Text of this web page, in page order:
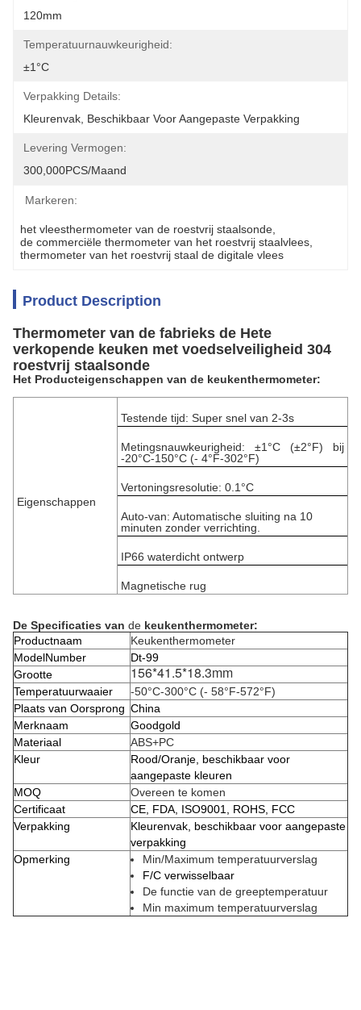
120mm
Temperatuurnauwkeurigheid:
±1°C
Verpakking Details:
Kleurenvak, Beschikbaar Voor Aangepaste Verpakking
Levering Vermogen:
300,000PCS/Maand
Markeren:
het vleesthermometer van de roestvrij staalsonde
de commerciële thermometer van het roestvrij staalvlees
thermometer van het roestvrij staal de digitale vlees
Product Description
Thermometer van de fabrieks de Hete
verkopende keuken met voedselveiligheid 304
roestvrij staalsonde
Het Producteigenschappen van de keukenthermometer:
Eigenschappen
Testende tijd: Super snel van 2-3s
Metingsnauwkeurigheid: ±1°C (±2°F) bij
-20°C-150°C (- 4°F-302°F)
Vertoningsresolutie: 0.1°C
Auto-van: Automatische sluiting na 10
minuten zonder verrichting.
IP66 waterdicht ontwerp
Magnetische rug
De Specificaties van de keukenthermometer:
Productnaam
Keukenthermometer
ModelNumber
Dt-99
Grootte
156*41.5*18.3mm
Temperatuurwaaier
-50°C-300°C (- 58°F-572°F)
Plaats van Oorsprong China
Merknaam
Goodgold
Materiaal
ABS+PC
Kleur
Rood/Oranje, beschikbaar voor
aangepaste kleuren
MOQ
Overeen te komen
Certificaat
CE, FDA, ISO9001, ROHS, FCC
Verpakking
Kleurenvak, beschikbaar voor aangepaste
verpakking
Opmerking
Min/Maximum temperatuurverslag
F/C verwisselbaar
De functie van de greeptemperatuur
Min maximum temperatuurverslag